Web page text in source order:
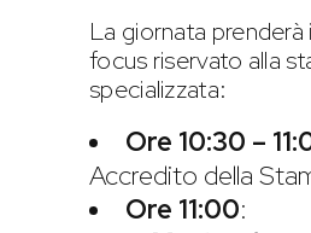
La giornata prenderà
focus riservato alla
specializzata:
Ore 10:30 –
Accredito della
Ore 11:00: